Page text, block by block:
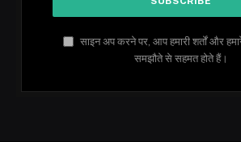
साइन अप करने पर, आप हमारी शर्तों और
समझौते से सहमत होते हैं।